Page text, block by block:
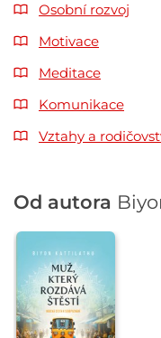
Osobní rozvoj
Motivace
Meditace
Komunikace
Vztahy a
Od autora